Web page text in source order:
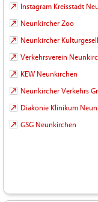
Instagram Kreisstadt
Neunkircher Zoo
Neunkircher
Verkehrsverein
KEW Neunkirchen
Neunkircher Verkehrs
Diakonie Klinikum
GSG Neunkirchen